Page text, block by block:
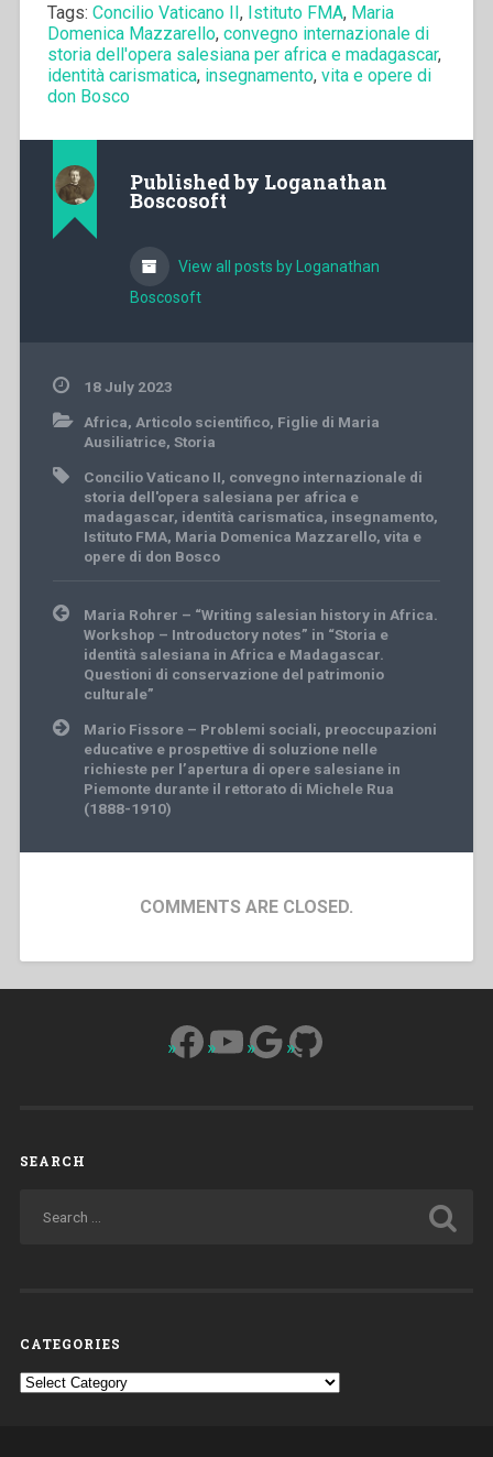
Tags: Concilio Vaticano II, Istituto FMA, Maria
Domenica Mazzarello, convegno internazionale di
storia dell'opera salesiana per africa e madagascar,
identità carismatica, insegnamento, vita e opere di
don Bosco
Published by Loganathan
Boscosoft
View all posts by Loganathan
Boscosoft
18 July 2023
Africa, Articolo scientifico, Figlie di Maria
Ausiliatrice, Storia
Concilio Vaticano II, convegno internazionale di
storia dell'opera salesiana per africa e
madagascar, identità carismatica, insegnamento,
Istituto FMA, Maria Domenica Mazzarello, vita e
opere di don Bosco
Post
navigation
Maria Rohrer – “Writing salesian history in Africa.
Workshop – Introductory notes” in “Storia e
identità salesiana in Africa e Madagascar.
Questioni di conservazione del patrimonio
culturale”
Mario Fissore – Problemi sociali, preoccupazioni
educative e prospettive di soluzione nelle
richieste per l’apertura di opere salesiane in
Piemonte durante il rettorato di Michele Rua
(1888-1910)
COMMENTS ARE CLOSED.
Facebook
YouTube
Google
GitHub
SEARCH
CATEGORIES
Categories